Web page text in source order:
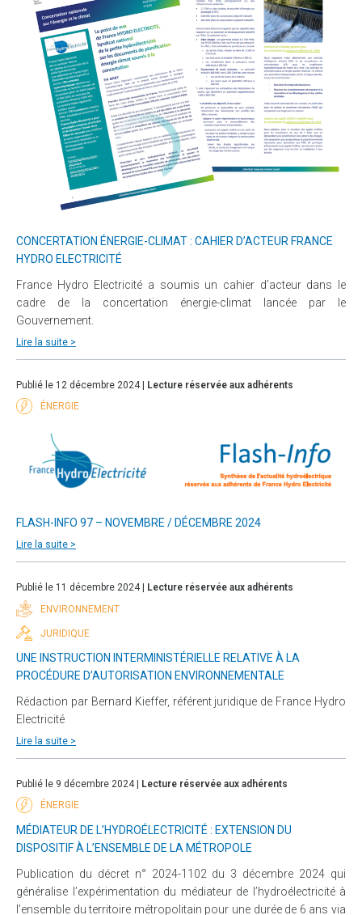
CONCERTATION ÉNERGIE-CLIMAT : CAHIER D’ACTEUR FRANCE
HYDRO ELECTRICITÉ
France Hydro Electricité a soumis un cahier d’acteur dans le
cadre de la concertation énergie-climat lancée par le
Gouvernement.
Lire la suite >
Publié le 12 décembre 2024 |
Lecture réservée aux adhérents
ÉNERGIE
FLASH-INFO 97 – NOVEMBRE / DÉCEMBRE 2024
Lire la suite >
Publié le 11 décembre 2024 |
Lecture réservée aux adhérents
ENVIRONNEMENT
JURIDIQUE
UNE INSTRUCTION INTERMINISTÉRIELLE RELATIVE À LA
PROCÉDURE D’AUTORISATION ENVIRONNEMENTALE
Rédaction par Bernard Kieffer, référent juridique de France Hydro
Electricité
Lire la suite >
Publié le 9 décembre 2024 |
Lecture réservée aux adhérents
ÉNERGIE
MÉDIATEUR DE L’HYDROÉLECTRICITÉ : EXTENSION DU
DISPOSITIF À L’ENSEMBLE DE LA MÉTROPOLE
Publication du décret n° 2024-1102 du 3 décembre 2024 qui
généralise l’expérimentation du médiateur de l’hydroélectricité à
l’ensemble du territoire métropolitain pour une durée de 6 ans via